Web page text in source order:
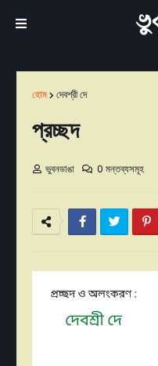
হোম দেবশ্রী দে
প্রচ্ছদ
ভুবনডাঙা 0 মন্তব্যসমূহ